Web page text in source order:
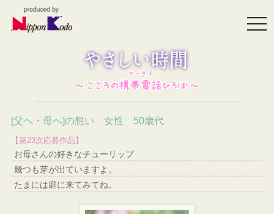
[父へ・母へ]の想い 女性 50歳代
【第23次応募作品】
お母さんの好きなチューリップ
幾つも芽が出ていますよ。
たまには庭に来てみてね。